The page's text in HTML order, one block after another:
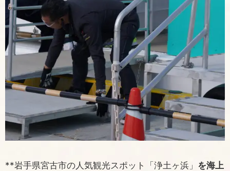
**岩手県宮古市の人気観光スポット「浄土ヶ浜」 を海上